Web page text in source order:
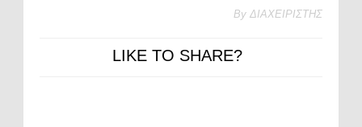
By ΔΙΑΧΕΙΡΙΣΤΗΣ
LIKE TO SHARE?